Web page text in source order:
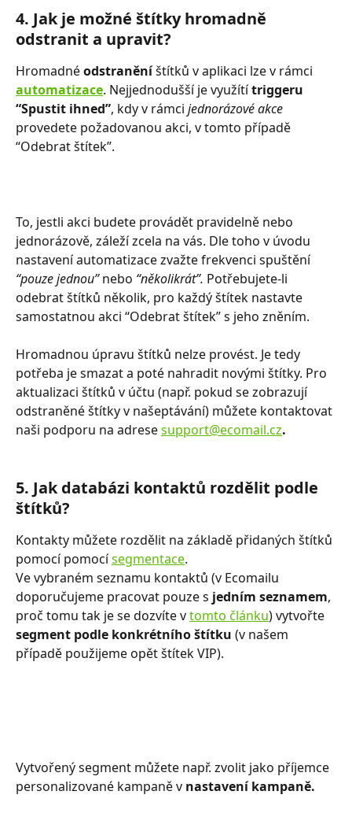
4. Jak je možné štítky hromadně
odstranit a upravit?
Hromadné odstranění štítků v aplikaci lze v rámci
automatizace. Nejjednodušší je využítí triggeru
“Spustit ihned”, kdy v rámci jednorázové akce
provedete požadovanou akci, v tomto případě
“Odebrat štítek”.
​To, jestli akci budete provádět pravidelně nebo
jednorázově, záleží zcela na vás. Dle toho v úvodu
nastavení automatizace zvažte frekvenci spuštění
“pouze jednou” nebo “několikrát”. Potřebujete-li
odebrat štítků několik, pro každý štítek nastavte
samostatnou akci “Odebrat štítek” s jeho zněním.
Hromadnou úpravu štítků nelze provést. Je tedy
potřeba je smazat a poté nahradit novými štítky. Pro
aktualizaci štítků v účtu (např. pokud se zobrazují
odstraněné štítky v našeptávání) můžete kontaktovat
naši podporu na adrese support@ecomail.cz.
5. Jak databázi kontaktů rozdělit podle
štítků?
Kontakty můžete rozdělit na základě přidaných štítků
pomocí pomocí segmentace.
Ve vybraném seznamu kontaktů (v Ecomailu
doporučujeme pracovat pouze s jedním seznamem,
proč tomu tak je se dozvíte v tomto článku) vytvořte
segment podle konkrétního štítku (v našem
případě použijeme opět štítek VIP).
Vytvořený segment můžete např. zvolit jako příjemce
personalizované kampaně v nastavení kampaně.